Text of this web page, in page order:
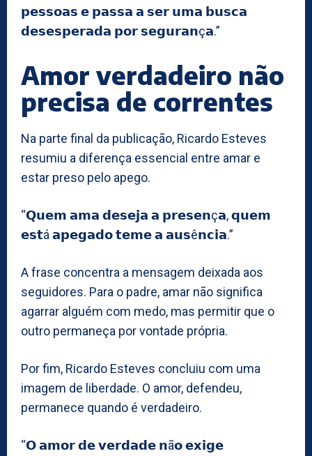
𝗽𝗲𝘀𝘀𝗼𝗮𝘀 𝗲 𝗽𝗮𝘀𝘀𝗮 𝗮 𝘀𝗲𝗿 𝘂𝗺𝗮 𝗯𝘂𝘀𝗰𝗮
𝗱𝗲𝘀𝗲𝘀𝗽𝗲𝗿𝗮𝗱𝗮 𝗽𝗼𝗿 𝘀𝗲𝗴𝘂𝗿𝗮𝗻ç𝗮.”
Amor verdadeiro não
precisa de correntes
Na parte final da publicação, Ricardo Esteves
resumiu a diferença essencial entre amar e
estar preso pelo apego.
“𝗤𝘂𝗲𝗺 𝗮𝗺𝗮 𝗱𝗲𝘀𝗲𝗷𝗮 𝗮 𝗽𝗿𝗲𝘀𝗲𝗻ç𝗮, 𝗾𝘂𝗲𝗺
𝗲𝘀𝘁á 𝗮𝗽𝗲𝗴𝗮𝗱𝗼 𝘁𝗲𝗺𝗲 𝗮 𝗮𝘂𝘀ê𝗻𝗰𝗶𝗮.”
A frase concentra a mensagem deixada aos
seguidores. Para o padre, amar não significa
agarrar alguém com medo, mas permitir que o
outro permaneça por vontade própria.
Por fim, Ricardo Esteves concluiu com uma
imagem de liberdade. O amor, defendeu,
permanece quando é verdadeiro.
“𝗢 𝗮𝗺𝗼𝗿 𝗱𝗲 𝘃𝗲𝗿𝗱𝗮𝗱𝗲 𝗻ã𝗼 𝗲𝘅𝗶𝗴𝗲